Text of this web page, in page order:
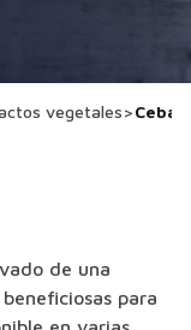
vegetales>
de una
para